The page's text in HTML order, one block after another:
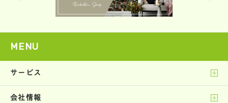
MENU
サービス
会社情報